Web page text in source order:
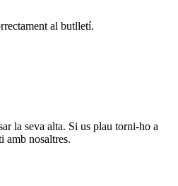
al butlletí.
la seva alta. Si us plau torni-ho a
amb nosaltres.